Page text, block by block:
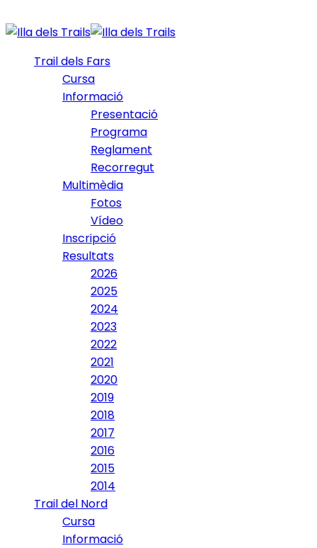
Trail dels Fars
Cursa
Informació
Presentació
Programa
Reglament
Recorregut
Multimèdia
Fotos
Vídeo
Inscripció
Resultats
2026
2025
2024
2023
2022
2021
2020
2019
2018
2017
2016
2015
2014
Trail del Nord
Cursa
Informació